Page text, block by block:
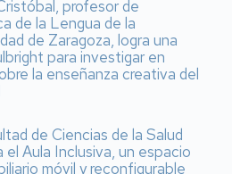
profesor de
de la Lengua de la
de Zaragoza, logra una
para investigar en
la enseñanza creativa del
de Ciencias de la Salud
el Aula Inclusiva, un espacio
móvil y reconfigurable